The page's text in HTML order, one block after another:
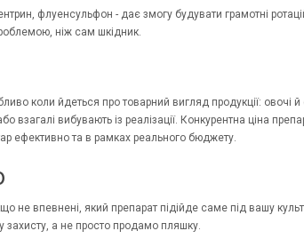
флуенсульфон - дає змогу будувати грамотні
ніж сам шкідник.
коли йдеться про товарний вигляд продукції: овочі й
вибувають із реалізації. Конкурентна ціна
ефективно та в рамках реального бюджету.
не впевнені, який препарат підійде саме під вашу
а не просто продамо пляшку.